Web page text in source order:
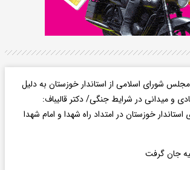
شورای اسلامی از استاندار خوزستان به دلیل
و میدانی در شرایط جنگی/ دکتر قالیباف:
خوزستان در امتداد راه شهدا و امام شهدا
جان گرفت